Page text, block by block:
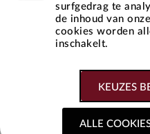
Druk hierboven op
overzicht van alle
surfgedrag te
de inhoud van
cookies worden
inschakelt.